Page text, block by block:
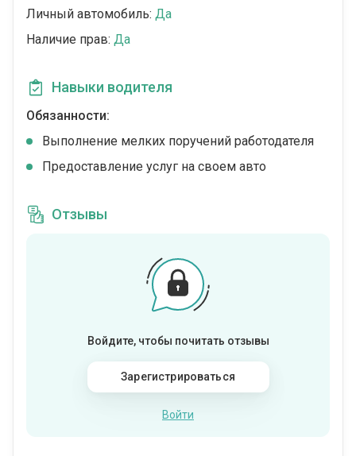
Личный автомобиль: Да
Наличие прав: Да
Навыки водителя
Обязанности:
Выполнение мелких поручений работодателя
Предоставление услуг на своем авто
Отзывы
Войдите, чтобы почитать отзывы
Зарегистрироваться
Войти